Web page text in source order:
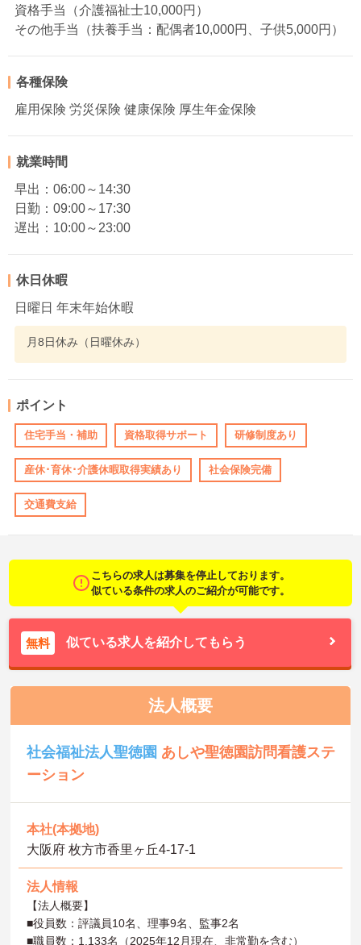
資格手当（介護福祉士10,000円）
その他手当（扶養手当：配偶者10,000円、子供5,000円）
各種保険
雇用保険 労災保険 健康保険 厚生年金保険
就業時間
早出：06:00～14:30
日勤：09:00～17:30
遅出：10:00～23:00
休日休暇
日曜日 年末年始休暇
月8日休み（日曜休み）
ポイント
住宅手当・補助 資格取得サポート 研修制度あり
産休･育休･介護休暇取得実績あり 社会保険完備
交通費支給
こちらの求人は募集を停止しております。
似ている条件の求人のご紹介が可能です。
無料 似ている求人を紹介してもらう
法人概要
社会福祉法人聖徳園 あしや聖徳園訪問看護ステ
ーション
本社(本拠地)
大阪府 枚方市香里ヶ丘4-17-1
法人情報
【法人概要】
■役員数：評議員10名、理事9名、監事2名
■職員数：1,133名（2025年12月現在、非常勤を含む）